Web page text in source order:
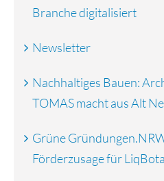
Branche digitalisiert
Newsletter
Nachhaltiges Bauen:
TOMAS macht aus Alt
Grüne
Förderzusage für